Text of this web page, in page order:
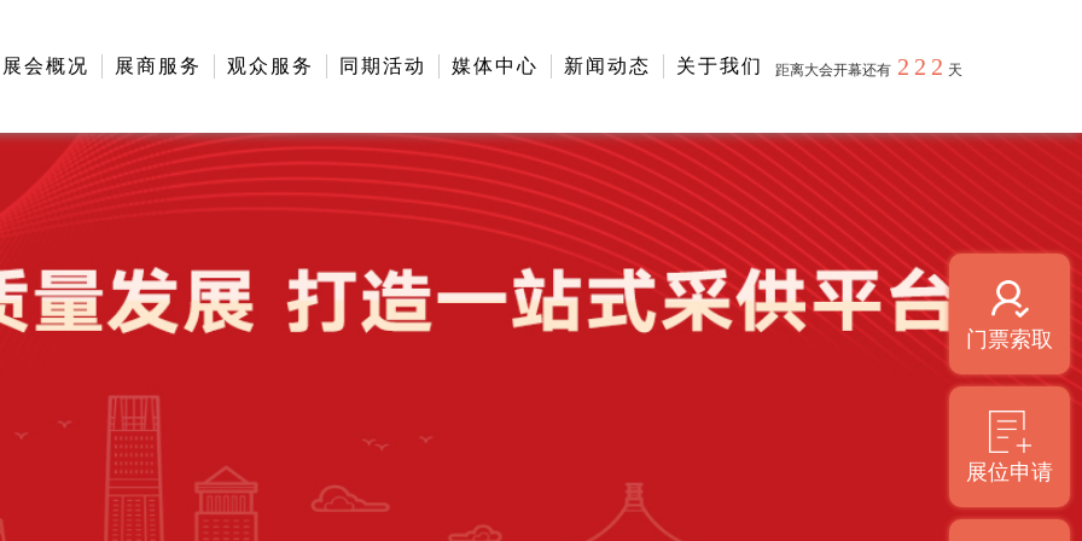
展会概况 展商服务 观众服务 同期活动 媒体中心 新闻动态 关于我们 距离大会开幕还有 222 天
门票索取
展位申请